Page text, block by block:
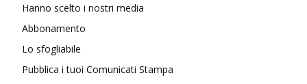
Hanno scelto i nostri media
Abbonamento
Lo sfogliabile
Pubblica i tuoi Comunicati Stampa